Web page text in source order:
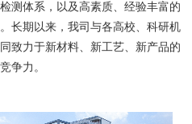
测体系，以及高素质、经验丰富的
长期以来，我司与各高校、科研机
致力于新材料、新工艺、新产品的
争力。